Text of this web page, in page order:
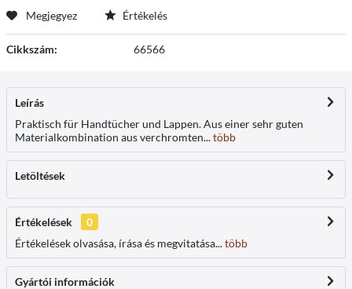
Megjegyez Értékelés
Cikkszám: 66566
Leírás
Praktisch für Handtücher und Lappen. Aus einer sehr guten
Materialkombination aus verchromten...több
Letöltések
Értékelések
0
Értékelések olvasása, írása és megvitatása...több
Gyártói információk